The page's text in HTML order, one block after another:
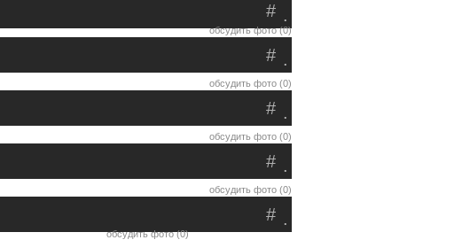
.
#
обсудить фото (0)
.
#
обсудить фото (0)
.
#
обсудить фото (0)
.
#
обсудить фото (0)
.
#
обсудить фото (0)